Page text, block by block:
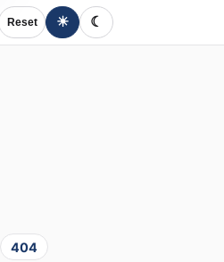
Reset ☀ ☾
404